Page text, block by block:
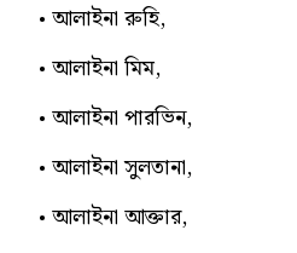
আলাইনা রুহি,
আলাইনা মিম,
আলাইনা পারভিন,
আলাইনা সুলতানা,
আলাইনা আক্তার,